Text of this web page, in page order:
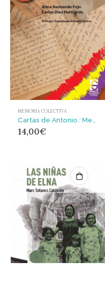
MEMORIA COLECTIVA
14,00€